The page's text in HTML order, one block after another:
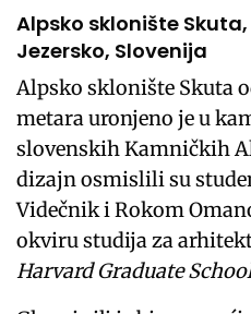
Alpsko sklonište Skuta,
Jezersko, Slovenija
Alpsko sklonište Skuta
metara uronjeno je u
slovenskih Kamničkih
dizajn osmislili su
Videčnik i Rokom
okviru studija za
Harvard Graduate